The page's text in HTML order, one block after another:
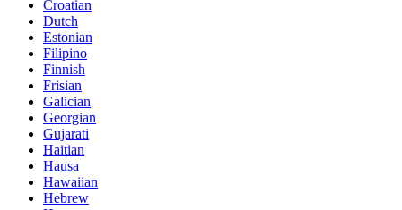
Croatian
Dutch
Estonian
Filipino
Finnish
Frisian
Galician
Georgian
Gujarati
Haitian
Hausa
Hawaiian
Hebrew